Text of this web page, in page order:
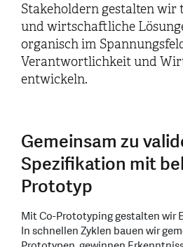
Stakeholdern gestalten wir
und wirtschaftliche
organisch im
Verantwortlichkeit und
entwickeln.
Gemeinsam zu
Spezifikation mit
Prototyp
Mit Co-Prototyping gestalten wir
In schnellen Zyklen bauen wir